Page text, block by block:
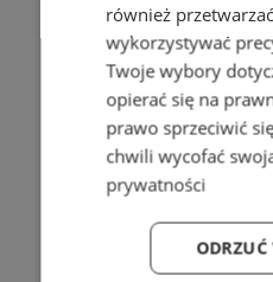
również
wykorzystywać
Twoje wybory
opierać się na
prawo sprzeciwić
chwili wycofać
prywatności
ODRZUĆ